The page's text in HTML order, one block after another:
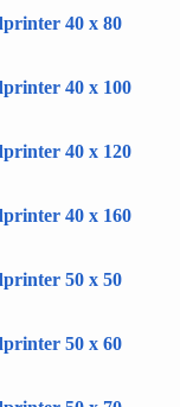
40 x 80
40 x 100
40 x 120
40 x 160
50 x 50
50 x 60